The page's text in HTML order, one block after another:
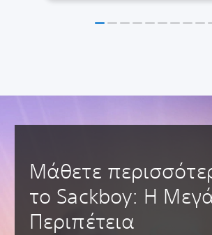
Μάθετε
το Sackboy: Η
Περιπέτεια